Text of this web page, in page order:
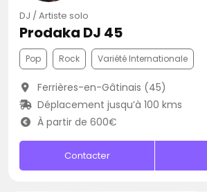
DJ / Artiste solo
Prodaka DJ 45
Pop Rock Variété Internationale
Ferrières-en-Gâtinais (45)
Déplacement jusqu’à 100 kms
À partir de 600€
Contacter